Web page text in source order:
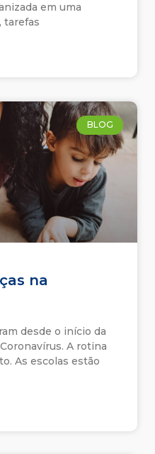
em uma
tarefas
BLOG
na
desde o início da
A rotina
As escolas estão